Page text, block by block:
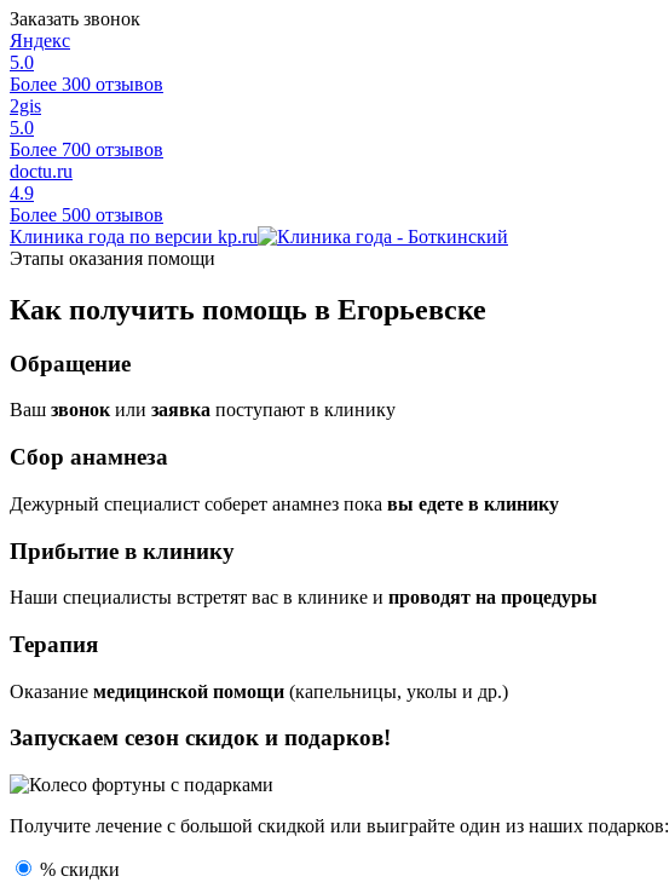
Заказать звонок
Яндекс
5.0
Более 300 отзывов
2gis
5.0
Более 700 отзывов
doctu.ru
4.9
Более 500 отзывов
Клиника года по версии kp.ru
Этапы оказания помощи
Как получить помощь в Егорьевске
Обращение
Ваш звонокили заявка поступают в клинику
Сбор анамнеза
Дежурный специалист соберет анамнез пока вы едете в клинику
Прибытие в клинику
Наши специалисты встретят вас в клинике и проводят на процедуры
Терапия
Оказание медицинской помощи (капельницы, уколы и др.)
Запускаем сезон скидок и подарков!
Получите лечение с большой скидкой или выиграйте один из наших подарков:
% скидки